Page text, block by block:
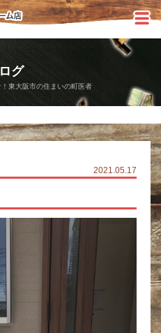
グ
東大阪市の住まいの町医者
2021.05.17